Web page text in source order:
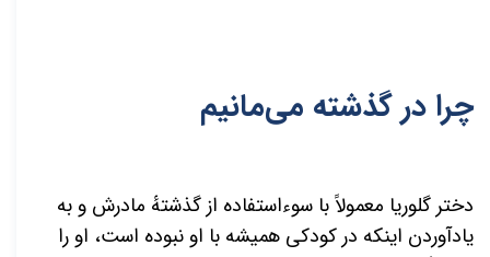
چرا در گذشته می‌مانیم
دختر گلوریا معمولاً با سوءاستفاده از گذشتهٔ مادرش و به
یادآوردن اینکه در کودکی همیشه با او نبوده است، او را